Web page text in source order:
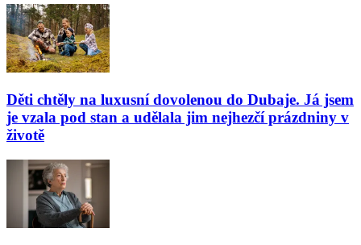
Děti chtěly na luxusní dovolenou do Dubaje. Já jsem
je vzala pod stan a udělala jim nejhezčí prázdniny v
životě